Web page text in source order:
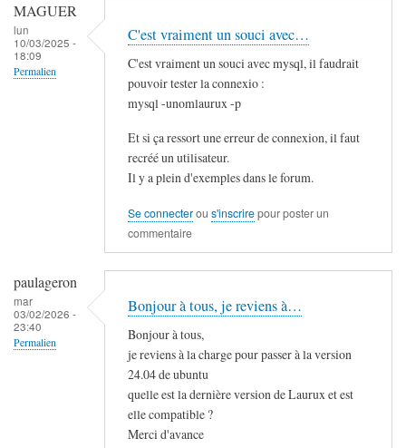
MAGUER
lun
10/03/2025 -
18:09
Permalien
C'est vraiment un souci avec…
C'est vraiment un souci avec mysql, il faudrait
pouvoir tester la connexio :
mysql -unomlaurux -p
Et si ça ressort une erreur de connexion, il faut
recréé un utilisateur.
Il y a plein d'exemples dans le forum.
Se connecterou s'inscrirepour poster un
commentaire
paulageron
mar
03/02/2026 -
23:40
Permalien
Bonjour à tous, je reviens à…
Bonjour à tous,
je reviens à la charge pour passer à la version
24.04 de ubuntu
quelle est la dernière version de Laurux et est
elle compatible ?
Merci d'avance